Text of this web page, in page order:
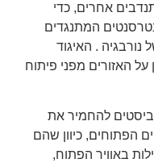
אחרים, כדי
המתנגדים
. האיגוד
האזורים מפני פיתוח
להחמיר את
הפתוחים, כיוון שהם
באוויר הפתוח,